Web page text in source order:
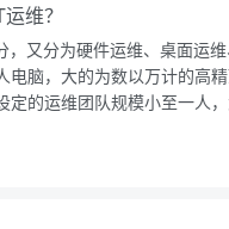
维？
，又分为硬件运维、桌面运
电脑，大的为数以万计的高
的运维团队规模小至一人，